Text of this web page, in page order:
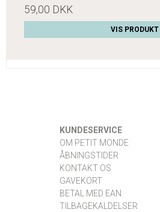
59,00 DKK
VIS PRODUKT
KUNDESERVICE
OM PETIT MONDE
ÅBNINGSTIDER
KONTAKT OS
GAVEKORT
BETAL MED EAN
TILBAGEKALDELSER